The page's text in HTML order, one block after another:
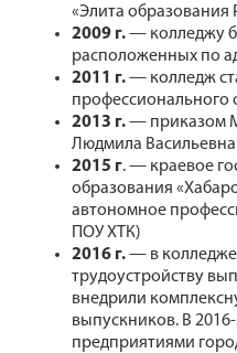
«Элита образования
2009 г.— колледжу
расположенных по
2011 г.— колледж
профессионального
2013 г.— приказом
Людмила
2015 г. — краевое
образования
автономное
ПОУ ХТК)
2016 г.— в колледже
трудоустройству
внедрили
выпускников. В
предприятиями